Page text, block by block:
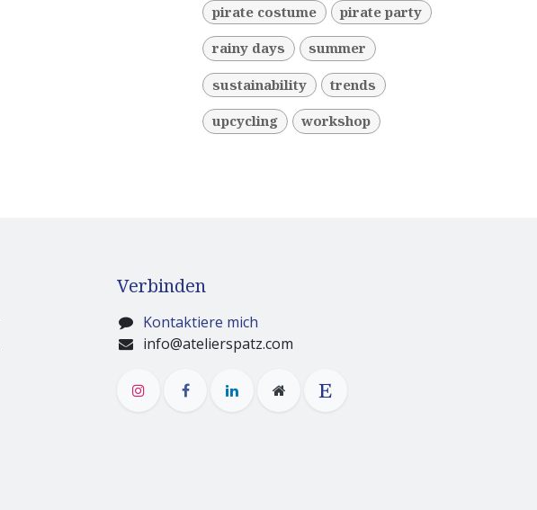
pirate costume pirate party
rainy days summer
sustainability trends
upcycling workshop
Verbinden
Kontaktiere mich
info@atelierspatz.com